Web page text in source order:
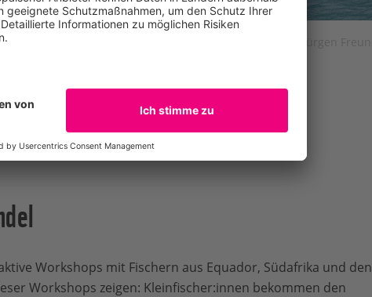
die
Workshops mit Fischern aus Equador, Südafrika und den
Workshops zeigen: Kleinfischer:innen bekommen den